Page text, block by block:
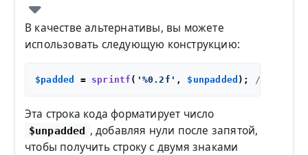
В качестве альтернативы, вы можете
использовать следующую конструкцию:
$padded = sprintf ( '%0.2f' , $unpadded ); // 520 ->
Эта строка кода форматирует число
$unpadded , добавляя нули после запятой,
чтобы получить строку с двумя знаками